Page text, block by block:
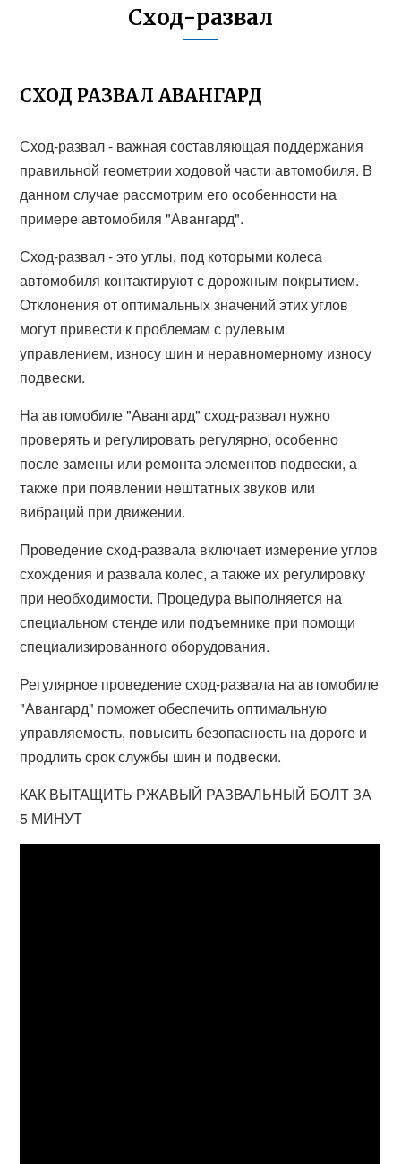
Сход-развал
СХОД РАЗВАЛ АВАНГАРД
Сход-развал - важная составляющая поддержания
правильной геометрии ходовой части автомобиля. В
данном случае рассмотрим его особенности на
примере автомобиля "Авангард".
Сход-развал - это углы, под которыми колеса
автомобиля контактируют с дорожным покрытием.
Отклонения от оптимальных значений этих углов
могут привести к проблемам с рулевым
управлением, износу шин и неравномерному износу
подвески.
На автомобиле "Авангард" сход-развал нужно
проверять и регулировать регулярно, особенно
после замены или ремонта элементов подвески, а
также при появлении нештатных звуков или
вибраций при движении.
Проведение сход-развала включает измерение углов
схождения и развала колес, а также их регулировку
при необходимости. Процедура выполняется на
специальном стенде или подъемнике при помощи
специализированного оборудования.
Регулярное проведение сход-развала на автомобиле
"Авангард" поможет обеспечить оптимальную
управляемость, повысить безопасность на дороге и
продлить срок службы шин и подвески.
КАК ВЫТАЩИТЬ РЖАВЫЙ РАЗВАЛЬНЫЙ БОЛТ ЗА
5 МИНУТ